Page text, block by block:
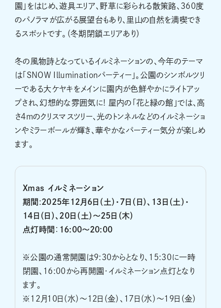
園」をはじめ、遊具エリア、野草に彩られる散策路、360度
のパノラマが広がる展望台もあり、里山の自然を満喫でき
るスポットです。（冬期閉鎖エリアあり）
冬の風物詩となっているイルミネーションの、今年のテーマ
は「SNOW Illuminationパーティー」。公園のシンボルツリ
ーである大ケヤキをメインに園内が色鮮やかにライトアッ
プされ、幻想的な雰囲気に! 屋内の「花と緑の館」では、高
さ4mのクリスマスツリー、光のトンネルなどのイルミネーショ
ンやミラーボールが輝き、華やかなパーティー気分が楽しめ
ます。
Xmas イルミネーション
期間 :2025年12月6日（土）・7日（日）、13日（土）・
14日（日）、20日（土）〜25日（木）
点灯時間 ： 16:00～20:00
※公園の通常開園は9:30からとなり、15:30に一時
閉園、16:00から再開園･イルミネーション点灯となり
ます。
※12月10日（水）～12日（金）、17日（水）～19日（金）